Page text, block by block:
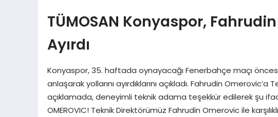
TÜMOSAN Konyaspor,
Ayırdı
Konyaspor, 35. haftada oynayacağı Fenerbahçe maçı
anlaşarak yollarını ayırdıklarını açıkladı. Fahrudin
açıklamada, deneyimli teknik adama teşekkür edilerek şu
OMEROVIC! Teknik Direktörümüz Fahrudin Omerovic ile